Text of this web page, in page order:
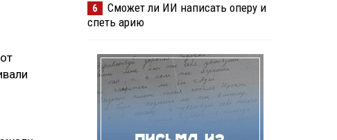
6
Сможет ли ИИ написать оперу и
спеть арию